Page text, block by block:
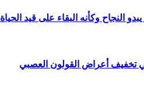
النجاح وكأنه البقاء على قيد الحياة
تخفيف أعراض القولون العصبي